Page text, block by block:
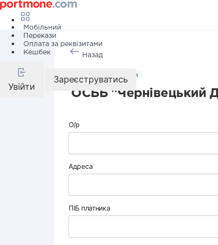
Мобільний
Перекази
Оплата за реквізитами
Кешбек
Увійти
Зареєструватись
Назад
Комунальні послуги
ОСББ "Чернівецький
О/р
Адреса
ПІБ платника